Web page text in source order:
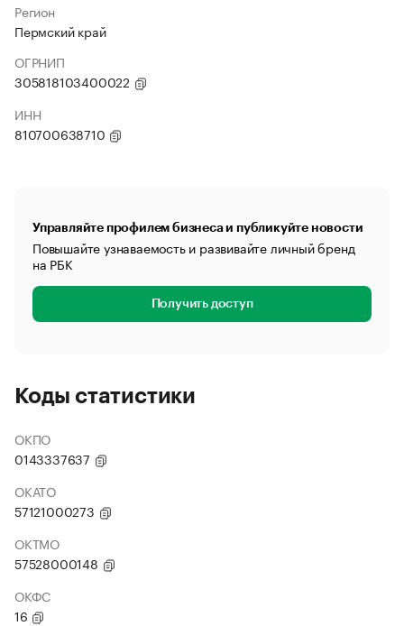
Регион
Пермский край
ОГРНИП
305818103400022
ИНН
810700638710
Управляйте профилем бизнеса и публикуйте новости
Повышайте узнаваемость и развивайте личный бренд
на РБК
Получить доступ
Коды статистики
ОКПО
0143337637
ОКАТО
57121000273
ОКТМО
57528000148
ОКФС
16